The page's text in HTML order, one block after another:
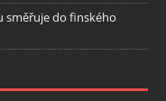
směřuje do finského